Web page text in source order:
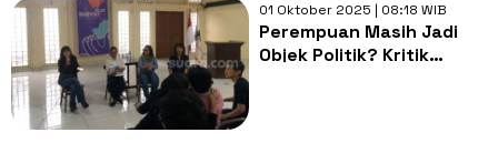
01 Oktober 2025 | 08:18 WIB
Perempuan Masih Jadi
Objek Politik? Kritik